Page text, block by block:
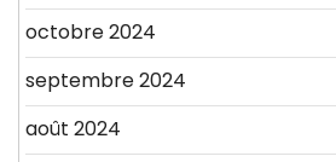
octobre 2024
septembre 2024
août 2024